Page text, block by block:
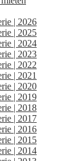
| 2026
| 2025
| 2024
| 2023
| 2022
| 2021
| 2020
| 2019
| 2018
| 2017
| 2016
| 2015
| 2014